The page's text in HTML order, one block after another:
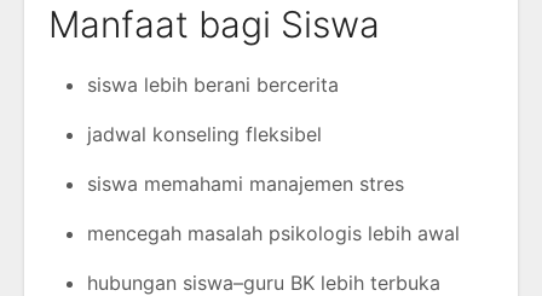
Manfaat bagi Siswa
siswa lebih berani bercerita
jadwal konseling fleksibel
siswa memahami manajemen stres
mencegah masalah psikologis lebih awal
hubungan siswa–guru BK lebih terbuka